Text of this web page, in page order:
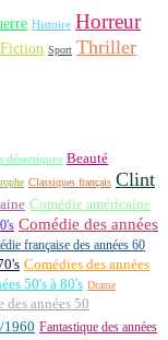
Histoire Horreur
Sport Thriller
désertiques Beauté
Classiques français Clint
Comédie américaine
Comédie des années
française des années 60
Comédies des années
50's à 80's Drame
des années 50
1960 Fantastique des années